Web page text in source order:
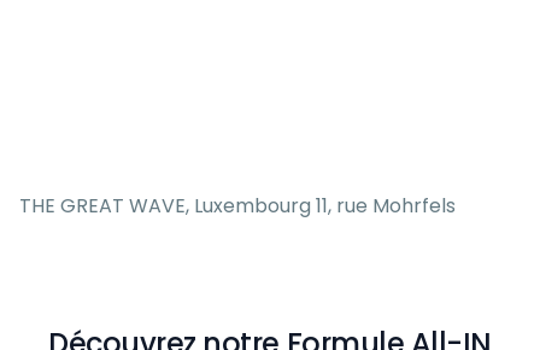
THE GREAT WAVE, Luxembourg 11, rue Mohrfels